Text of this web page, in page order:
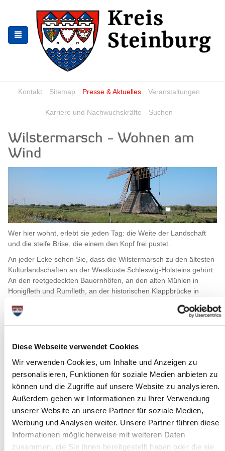
Diese Webseite verwendet Cookies
Wir verwenden Cookies, um Inhalte und Anzeigen zu
personalisieren, Funktionen für soziale Medien anbieten zu
können und die Zugriffe auf unsere Website zu analysieren.
Außerdem geben wir Informationen zu Ihrer Verwendung
unserer Website an unsere Partner für soziale Medien,
Werbung und Analysen weiter. Unsere Partner führen diese
Informationen möglicherweise mit weiteren Daten
zusammen, die Sie ihnen bereitgestellt haben oder die sie
springen
springen
Kontakt Sitemap Presse & Aktuelles Veranstaltungen
Karriere und Nachwuchskräfte Suchen
Wilstermarsch - Wohnen am
Wind
Wer hier wohnt, erlebt sie jeden Tag: die Weite der Landschaft
und die steife Brise, die einem den Kopf frei pustet.
An jeder Ecke sehen Sie, dass die Wilstermarsch zu den ältesten
Kulturlandschaften an der Westküste Schleswig-Holsteins gehört:
An den reetgedeckten Bauernhöfen, an den alten Mühlen in
Honigfleth und Rumfleth, an der historischen Klappbrücke in
Wer in die Wilstermarsch zieht, baut auf jeden Fall nah am
Wasser: Mit 3,54 Metern unter Normalnull liegt in Neuendorf-
Sachsenbande Deutschlands tiefste Landstelle. Kein Wunder,